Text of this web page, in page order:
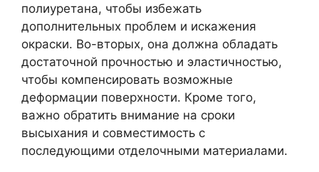
полиуретана, чтобы избежать
дополнительных проблем и искажения
окраски. Во-вторых, она должна обладать
достаточной прочностью и эластичностью,
чтобы компенсировать возможные
деформации поверхности. Кроме того,
важно обратить внимание на сроки
высыхания и совместимость с
последующими отделочными материалами.